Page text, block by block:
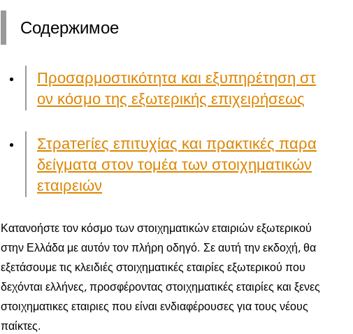
Содержимое
Προσαρμοστικότητα και εξυπηρέτηση στ
ον κόσμο της εξωτερικής επιχειρήσεως
Στρатегίες επιτυχίας και πρακτικές παρα
δείγματα στον τομέα των στοιχηματικών
εταιρειών
Κατανοήστε τον κόσμο των στοιχηματικών εταιριών εξωτερικού
στην Ελλάδα με αυτόν τον πλήρη οδηγό. Σε αυτή την εκδοχή, θα
εξετάσουμε τις κλειδιές στοιχηματικές εταιρίες εξωτερικού που
δεχόνται ελλήνες, προσφέροντας στοιχηματικές εταιρίες και ξενες
στοιχηματικες εταιριες που είναι ενδιαφέρουσες για τους νέους
παίκτες.